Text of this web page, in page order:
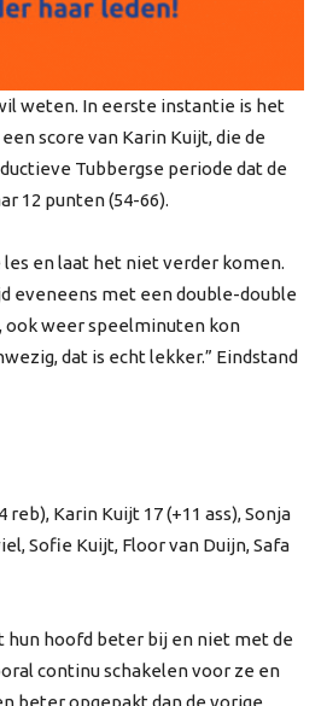
weten. In eerste instantie is het
score van Karin Kuijt, die de
Tubbergse periode dat de
12 punten (54-66).
en laat het niet verder komen.
eveneens met een double-double
ook weer speelminuten kon
dat is echt lekker.” Eindstand
Karin Kuijt 17 (+11 ass), Sonja
Sofie Kuijt, Floor van Duijn, Safa
hun hoofd beter bij en niet met de
continu schakelen voor ze en